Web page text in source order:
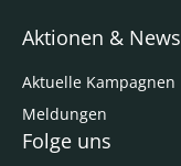
Aktionen & News
Aktuelle Kampagnen
Meldungen
Folge uns